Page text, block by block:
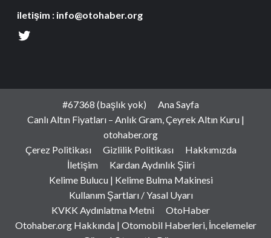
iletişim : info@otohaber.org
#67368 (başlık yok)
Ana Sayfa
Canlı Altın Fiyatları – Anlık Gram, Çeyrek Altın Kuru |
otohaber.org
Çerez Politikası
Gizlilik Politikası
Hakkımızda
İletişim
Kardan Aydınlık Şiiri
Kelime Bulucu | Kelime Bulma Makinesi
Kullanım Şartları / Yasal Uyarı
KVKK Aydınlatma Metni
OtoHaber
Otohaber.org Hakkında | Otomobil Haberleri, İncelemeler